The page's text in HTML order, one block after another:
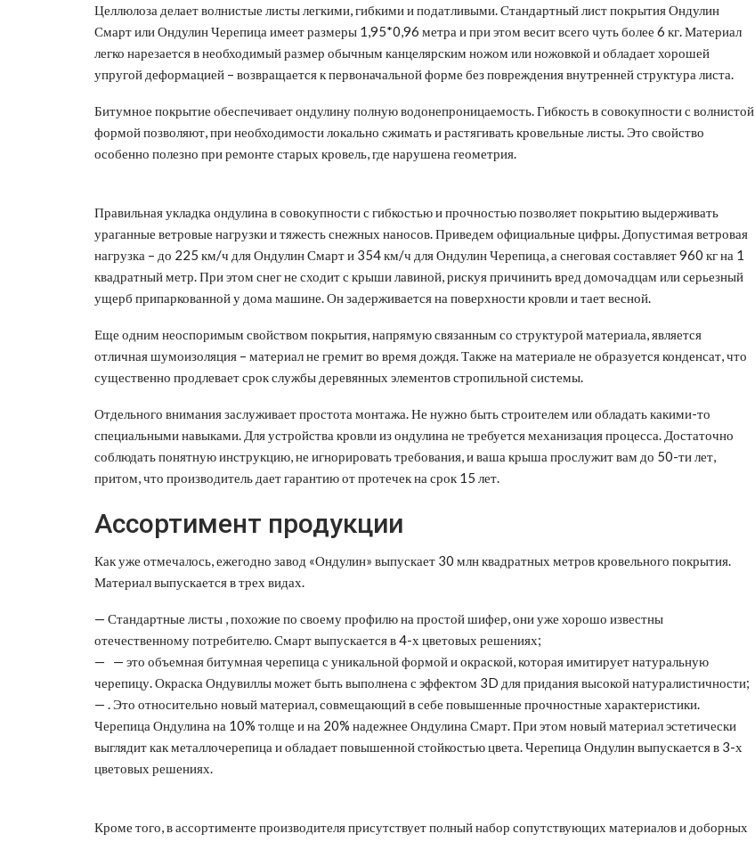
Целлюлоза делает волнистые листы легкими, гибкими и податливыми. Стандартный лист покрытия Ондулин
Смарт или Ондулин Черепица имеет размеры 1,95*0,96 метра и при этом весит всего чуть более 6 кг. Материал
легко нарезается в необходимый размер обычным канцелярским ножом или ножовкой и обладает хорошей
упругой деформацией – возвращается к первоначальной форме без повреждения внутренней структура листа.
Битумное покрытие обеспечивает ондулину полную водонепроницаемость. Гибкость в совокупности с волнистой
формой позволяют, при необходимости локально сжимать и растягивать кровельные листы. Это свойство
особенно полезно при ремонте старых кровель, где нарушена геометрия.
Правильная укладка ондулина в совокупности с гибкостью и прочностью позволяет покрытию выдерживать
ураганные ветровые нагрузки и тяжесть снежных наносов. Приведем официальные цифры. Допустимая ветровая
нагрузка – до 225 км/ч для Ондулин Смарт и 354 км/ч для Ондулин Черепица, а снеговая составляет 960 кг на 1
квадратный метр. При этом снег не сходит с крыши лавиной, рискуя причинить вред домочадцам или серьезный
ущерб припаркованной у дома машине. Он задерживается на поверхности кровли и тает весной.
Еще одним неоспоримым свойством покрытия, напрямую связанным со структурой материала, является
отличная шумоизоляция – материал не гремит во время дождя. Также на материале не образуется конденсат, что
существенно продлевает срок службы деревянных элементов стропильной системы.
Отдельного внимания заслуживает простота монтажа. Не нужно быть строителем или обладать какими-то
специальными навыками. Для устройства кровли из ондулина не требуется механизация процесса. Достаточно
соблюдать понятную инструкцию, не игнорировать требования, и ваша крыша прослужит вам до 50-ти лет,
притом, что производитель дает гарантию от протечек на срок 15 лет.
Ассортимент продукции
Как уже отмечалось, ежегодно завод «Ондулин» выпускает 30 млн квадратных метров кровельного покрытия.
Материал выпускается в трех видах.
— Стандартные листы , похожие по своему профилю на простой шифер, они уже хорошо известны
отечественному потребителю. Смарт выпускается в 4-х цветовых решениях;
— — это объемная битумная черепица с уникальной формой и окраской, которая имитирует натуральную
черепицу. Окраска Ондувиллы может быть выполнена с эффектом 3D для придания высокой натуралистичности;
— . Это относительно новый материал, совмещающий в себе повышенные прочностные характеристики.
Черепица Ондулина на 10% толще и на 20% надежнее Ондулина Смарт. При этом новый материал эстетически
выглядит как металлочерепица и обладает повышенной стойкостью цвета. Черепица Ондулин выпускается в 3-х
цветовых решениях.
Кроме того, в ассортименте производителя присутствует полный набор сопутствующих материалов и доборных